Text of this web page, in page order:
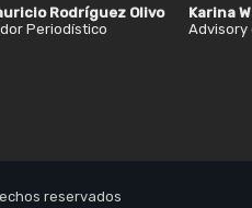
Rodríguez Olivo
Periodístico
Karina
Advisory
reservados